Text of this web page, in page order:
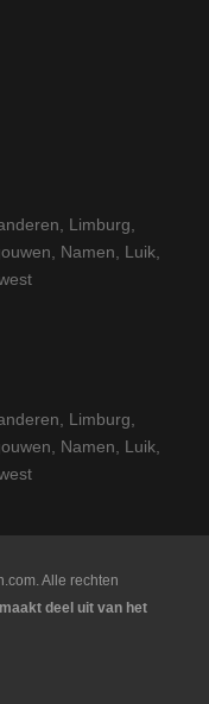
Limburg
Namen Luik
Limburg
Namen Luik
Alle rechten
deel uit van het